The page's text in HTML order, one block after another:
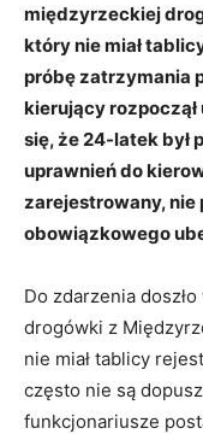
międzyrzeckiej
który nie miał
próbę zatrzymania
kierujący
się, że 24-latek był
uprawnień do
zarejestrowany, nie
obowiązkowego
Do zdarzenia
drogówki z
nie miał tablicy
często nie są
funkcjonariusze